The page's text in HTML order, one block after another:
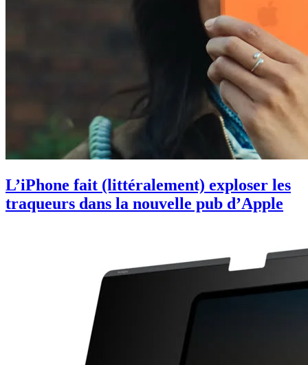
L’iPhone fait (littéralement) exploser les
traqueurs dans la nouvelle pub d’Apple